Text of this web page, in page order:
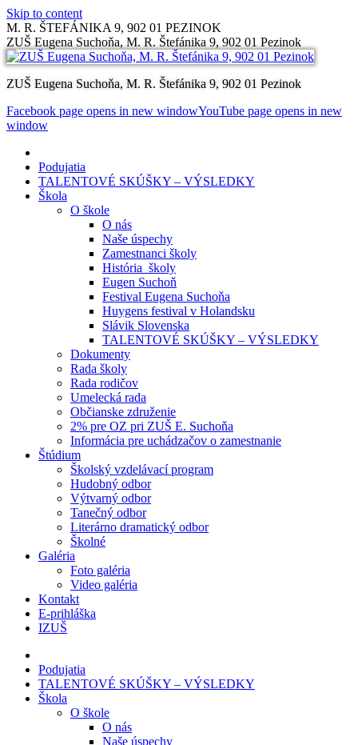
Skip to content
M. R. ŠTEFÁNIKA 9, 902 01 PEZINOK
ZUŠ Eugena Suchoňa, M. R. Štefánika 9, 902 01 Pezinok
ZUŠ Eugena Suchoňa, M. R. Štefánika 9, 902 01 Pezinok
Facebook page opens in new windowYouTube page opens in new
window
Podujatia
TALENTOVÉ SKÚŠKY – VÝSLEDKY
Škola
O škole
O nás
Naše úspechy
Zamestnanci školy
História školy
Eugen Suchoň
Festival Eugena Suchoňa
Huygens festival v Holandsku
Slávik Slovenska
TALENTOVÉ SKÚŠKY – VÝSLEDKY
Dokumenty
Rada školy
Rada rodičov
Umelecká rada
Občianske združenie
2% pre OZ pri ZUŠ E. Suchoňa
Informácia pre uchádzačov o zamestnanie
Štúdium
Školský vzdelávací program
Hudobný odbor
Výtvarný odbor
Tanečný odbor
Literárno dramatický odbor
Školné
Galéria
Foto galéria
Video galéria
Kontakt
E-prihláška
IZUŠ
Podujatia
TALENTOVÉ SKÚŠKY – VÝSLEDKY
Škola
O škole
O nás
Naše úspechy